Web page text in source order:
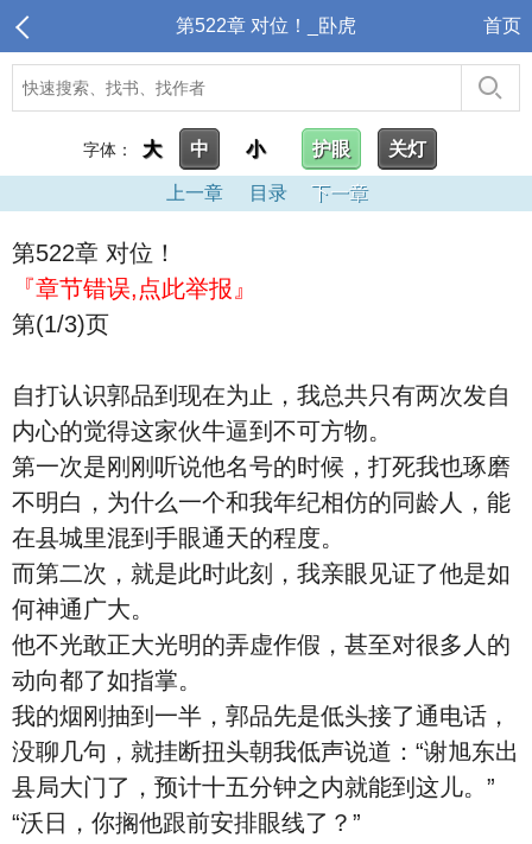
第522章 对位！_卧虎 首页
字体： 大 中 小 护眼 关灯
上一章 目录 下一章
第522章 对位！
『章节错误,点此举报』
第(1/3)页
自打认识郭品到现在为止，我总共只有两次发自
内心的觉得这家伙牛逼到不可方物。
第一次是刚刚听说他名号的时候，打死我也琢磨
不明白，为什么一个和我年纪相仿的同龄人，能
在县城里混到手眼通天的程度。
而第二次，就是此时此刻，我亲眼见证了他是如
何神通广大。
他不光敢正大光明的弄虚作假，甚至对很多人的
动向都了如指掌。
我的烟刚抽到一半，郭品先是低头接了通电话，
没聊几句，就挂断扭头朝我低声说道：“谢旭东出
县局大门了，预计十五分钟之内就能到这儿。”
“沃日，你搁他跟前安排眼线了？”